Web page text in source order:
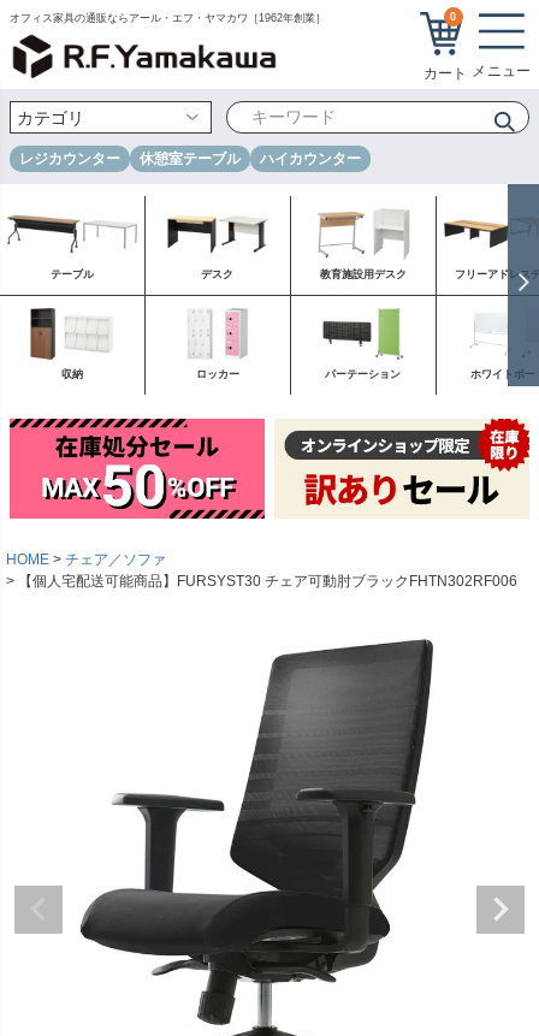
オフィス家具の通販ならアール・エフ・ヤマカワ［1962年創業］ 0
レジカウンター 休憩室テーブル ハイカウンター
テーブル デスク 教育施設用デスク フリーアドレス
収納 ロッカー パーテーション ホワイトボー
HOME
チェア／ソファ
【個人宅配送可能商品】FURSYST30 チェア可動肘ブラックFHTN302RF006